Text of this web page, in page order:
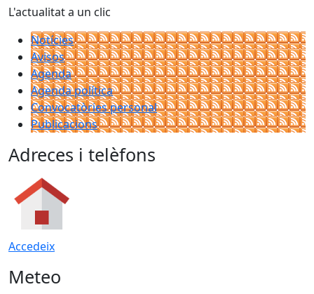
L'actualitat a un clic
Notícies
Avisos
Agenda
Agenda política
Convocatòries personal
Publicacions
Adreces i telèfons
Accedeix
Meteo